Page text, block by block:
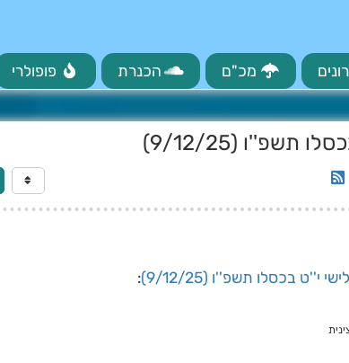
מכ"ם הכנרת פופולרי
תשפ''ו (9/12/25)
י''ט בכסלו תשפ''ו (9/12/25) :